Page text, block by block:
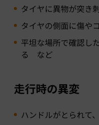
タイヤに異物が突き
タイヤの側面に傷や
平坦な場所で確認し
る など
走行時の異変
ハンドルがとられて